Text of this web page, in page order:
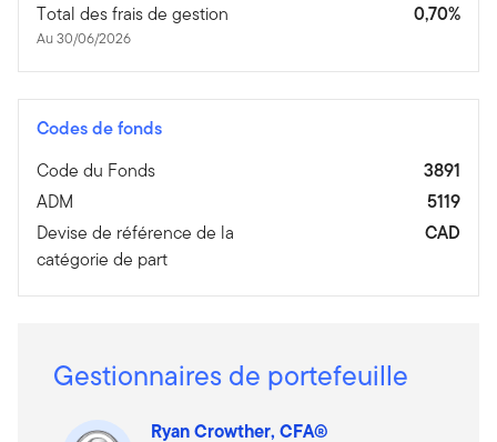
Total des frais de gestion
Au 30/06/2026
0,70%
Codes de fonds
Code du Fonds
3891
ADM
5119
Devise de référence de la
catégorie de part
CAD
Gestionnaires de portefeuille
Ryan Crowther, CFA®